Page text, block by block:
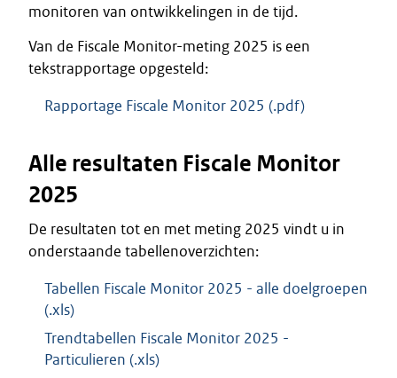
monitoren van ontwikkelingen in de tijd.
Van de Fiscale Monitor-meting 2025 is een
tekstrapportage opgesteld:
Rapportage Fiscale Monitor 2025 (.pdf)
Alle resultaten Fiscale Monitor
2025
De resultaten tot en met meting 2025 vindt u in
onderstaande tabellenoverzichten:
Tabellen Fiscale Monitor 2025 - alle doelgroepen
(.xls)
Trendtabellen Fiscale Monitor 2025 -
Particulieren (.xls)